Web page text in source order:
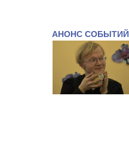
АНОНС СОБЫТИЙ